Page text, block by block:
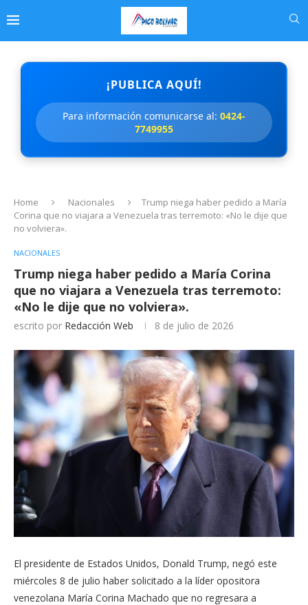
¡PUBLICA AQUÍ!
Para información comunicarse al: 0424-
7749955
Home Nacionales
Trump niega haber pedido a María
Corina que no viajara a Venezuela tras terremoto: «No le dije que
no volviera».
NACIONALES
Trump niega haber pedido a María Corina
que no viajara a Venezuela tras terremoto:
«No le dije que no volviera».
escrito por Redacción Web 8 de julio de 2026
El presidente de Estados Unidos, Donald Trump, negó este
miércoles 8 de julio haber solicitado a la líder opositora
venezolana María Corina Machado que no regresara a